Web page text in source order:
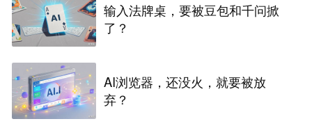
输入法牌桌，要被豆包和千问掀
了？
AI浏览器，还没火，就要被放
弃？